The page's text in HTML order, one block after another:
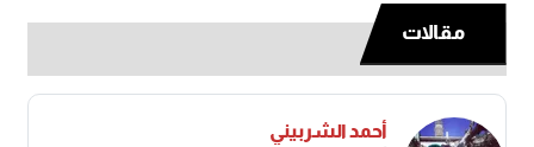
مقالات
أحمد الشربيني